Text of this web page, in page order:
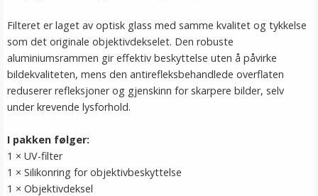
Filteret er laget av optisk glass med samme kvalitet og tykkelse
som det originale objektivdekselet. Den robuste
aluminiumsrammen gir effektiv beskyttelse uten å påvirke
bildekvaliteten, mens den antirefleksbehandlede overflaten
reduserer refleksjoner og gjenskinn for skarpere bilder, selv
under krevende lysforhold.
I pakken følger:
1 × UV-filter
1 × Silikonring for objektivbeskyttelse
1 × Objektivdeksel